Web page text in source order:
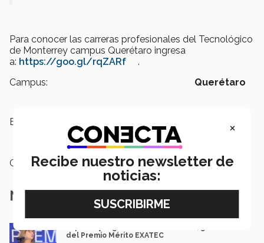
Para conocer las carreras profesionales del Tecnológico
de Monterrey campus Querétaro ingresa
a: https://goo.gl/rqZARf .
Campus:
Querétaro
Etiquetas:
Prestigio, Profesionistas
Categoría: Institución
Notas Relacionadas
del Premio Mérito EXATEC
×
Recibe nuestro newsletter de
noticias: